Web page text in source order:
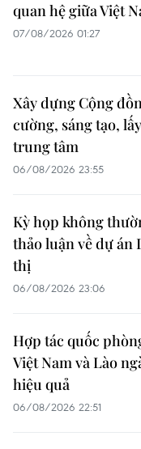
quan hệ giữa Việt
07/08/2026 01:27
Xây dựng Cộng
cường, sáng tạo,
trung tâm
06/08/2026 23:55
Kỳ họp không
thảo luận về dự án
thị
06/08/2026 23:06
Hợp tác quốc
Việt Nam và Lào
hiệu quả
06/08/2026 22:51